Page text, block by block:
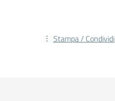
Stampa / Condividi